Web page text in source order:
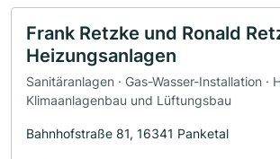
Frank Retzke und Ronald
Heizungsanlagen
Sanitäranlagen · Gas-Wasser-Installation ·
Klimaanlagenbau und Lüftungsbau
Bahnhofstraße 81, 16341 Panketal